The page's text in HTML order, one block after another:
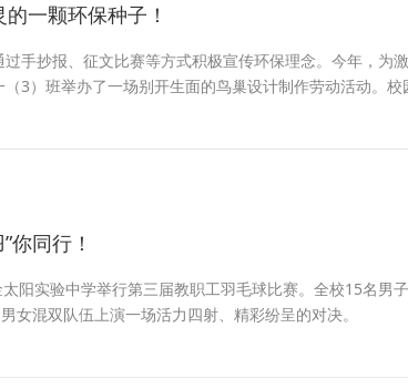
一颗环保种子！
手抄报、征文比赛等方式积极宣传环保理念。今年，为
3）班举办了一场别开生面的鸟巢设计制作劳动活动。校
你同行！
阳实验中学举行第三届教职工羽毛球比赛。全校15名男
女混双队伍上演一场活力四射、精彩纷呈的对决。